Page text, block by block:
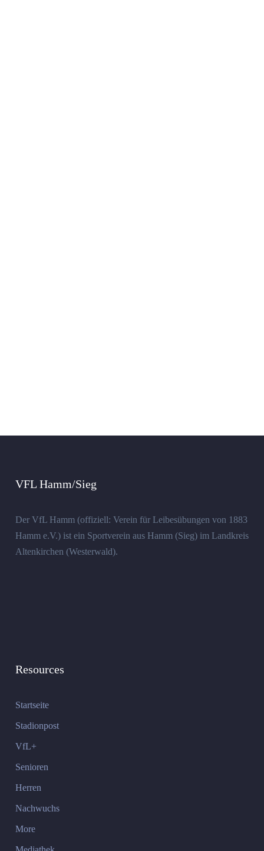
VFL Hamm/Sieg
Der VfL Hamm (offiziell: Verein für Leibesübungen von 1883
Hamm e.V.) ist ein Sportverein aus Hamm (Sieg) im Landkreis
Altenkirchen (Westerwald).
Resources
Startseite
Stadionpost
VfL+
Senioren
Herren
Nachwuchs
More